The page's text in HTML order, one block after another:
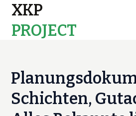
XKP
PROJECT
Schichten,